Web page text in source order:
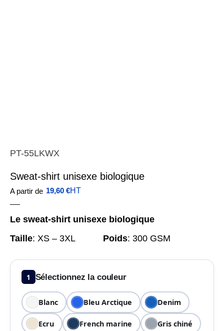
PT-55LKWX
Sweat-shirt unisexe biologique
A partir de 19,60 €HT
Le sweat-shirt unisexe biologique
Taille: XS – 3XL Poids: 300 GSM
1 Sélectionnez la couleur
Blanc Bleu Arctique Denim
Ecru French marine Gris chiné